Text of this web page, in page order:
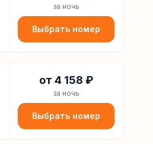
за ночь
Выбрать номер
от 4 158 ₽
за ночь
Выбрать номер